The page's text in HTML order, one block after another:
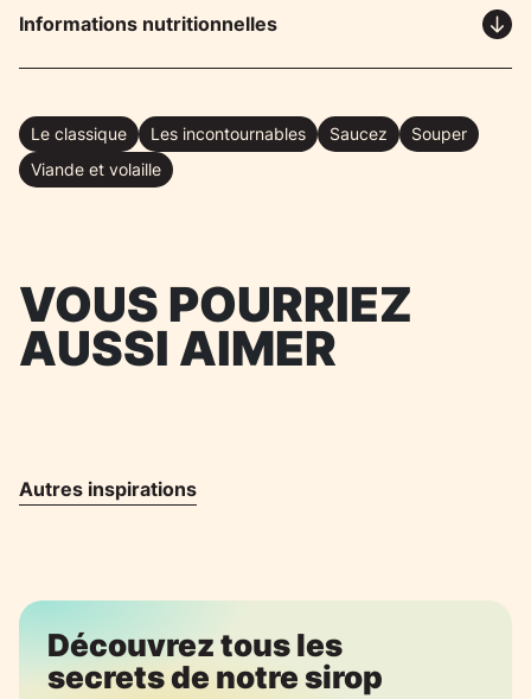
Informations nutritionnelles
Le classique Les incontournables Saucez
Souper
Viande et volaille
VOUS POURRIEZ
AUSSI AIMER
Autres inspirations
Découvrez tous les
secrets de notre sirop